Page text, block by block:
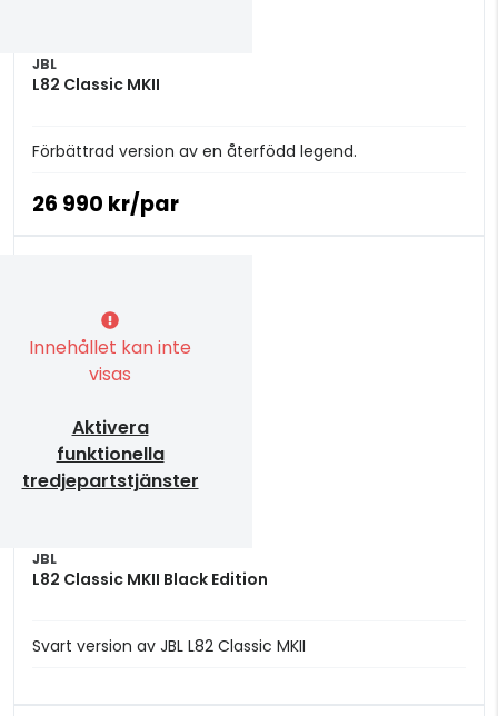
JBL
L82 Classic MKII
Förbättrad version av en återfödd legend.
26 990 kr/par
Innehållet kan inte
visas
Aktivera
funktionella
tredjepartstjänster
JBL
L82 Classic MKII Black Edition
Svart version av JBL L82 Classic MKII